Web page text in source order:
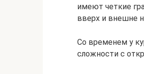
имеют четкие
вверх и внешне
Со временем у
сложности с